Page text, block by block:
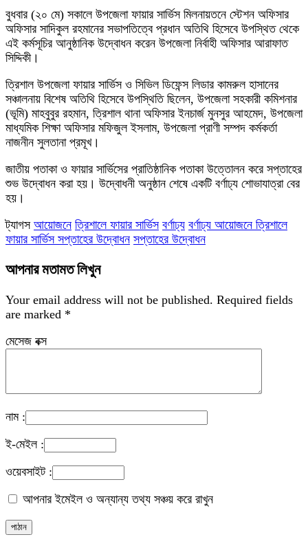
বুধবার (২০ মে) সকালে উপজেলা ফায়ার সার্ভিস মিলনায়তনে স্টেশন অফিসার
অফিসার সাদিকুল রহমানের সভাপতিত্বে প্রধান অতিথি হিসেবে উপস্থিত থেকে
এই কর্মসূচির আনুষ্ঠানিক উদ্বোধন করেন উপজেলা নির্বাহী অফিসার আরাফাত
সিদ্দিকী।
ত্রিশাল উপজেলা ফায়ার সার্ভিস ও সিভিল ডিফেন্স লিডার কামরুল হাসানের
সঞ্চালনায় বিশেষ অতিথি হিসেবে উপস্থিতি ছিলেন, উপজেলা সহকারী কমিশনার
(ভূমি) মাহবুবুর রহমান, ত্রিশাল থানা অফিসার ইনচার্জ মুনসুর আহমেদ, উপজেলা
মাধ্যমিক শিক্ষা অফিসার মফিজুল ইসলাম, উপজেলা প্রাণী সম্পদ কর্মকর্তা
নাজনীন সুলতানা প্রমূখ।
জাতীয় পতাকা ও ফায়ার সার্ভিসের প্রাতিষ্ঠানিক পতাকা উত্তোলন করে সপ্তাহের
শুভ উদ্বোধন করা হয়। উদ্বোধনী অনুষ্ঠান শেষে একটি বর্ণাঢ্য শোভাযাত্রা বের
হয়।
ট্যাগস আয়োজনে ত্রিশালে ফায়ার সার্ভিস বর্ণাঢ্য বর্ণাঢ্য আয়োজনে ত্রিশালে
ফায়ার সার্ভিস সপ্তাহের উদ্বোধন সপ্তাহের উদ্বোধন
আপনার মতামত লিখুন
Your email address will not be published. Required fields
are marked *
মেসেজ বক্স
নাম :
ই-মেইল :
ওয়েবসাইট :
আপনার ইমেইল ও অন্যান্য তথ্য সঞ্চয় করে রাখুন